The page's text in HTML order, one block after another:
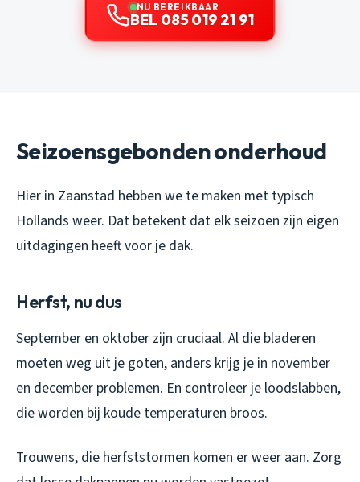
NU BEREIKBAAR
BEL 085 019 21 91
Seizoensgebonden onderhoud
Hier in Zaanstad hebben we te maken met typisch
Hollands weer. Dat betekent dat elk seizoen zijn eigen
uitdagingen heeft voor je dak.
Herfst, nu dus
September en oktober zijn cruciaal. Al die bladeren
moeten weg uit je goten, anders krijg je in november
en december problemen. En controleer je loodslabben,
die worden bij koude temperaturen broos.
Trouwens, die herfststormen komen er weer aan. Zorg